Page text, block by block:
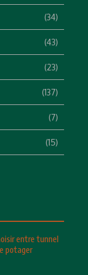
(34)
(43)
(23)
(137)
(7)
(15)
entre tunnel
potager